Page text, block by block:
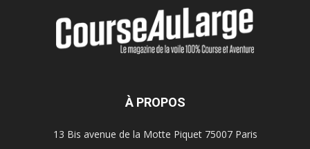
À PROPOS
13 Bis avenue de la Motte Piquet 75007 Paris